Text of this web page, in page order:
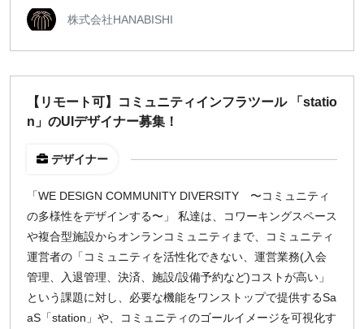
株式会社HANABISHI
【リモート可】コミュニティインフラツール 「statio
n」のUIデザイナー募集！
デザイナー
「WE DESIGN COMMUNITY DIVERSITY 〜コミュニティ
の多様性をデザインする〜」 私達は、コワーキングスペース
や複合型施設からオンランコミュニティまで、コミュニティ
運営者の「コミュニティを活性化できない、運営業務(入会
管理、入退管理、決済、施設/設備予約など)コストが高い」
という課題に対し、必要な機能をワンストップで提供するSa
aS「station」や、コミュニティのゴールイメージを可視化す